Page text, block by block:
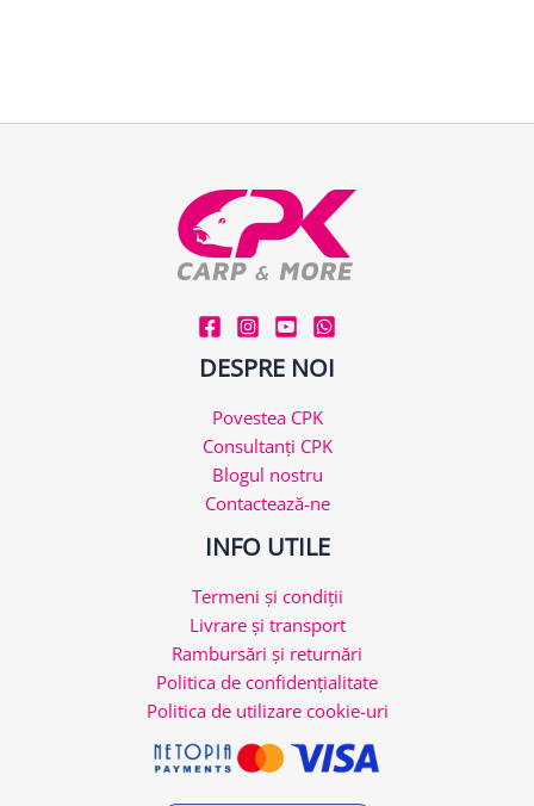
DESPRE NOI
Povestea CPK
Consultanți CPK
Blogul nostru
Contactează-ne
INFO UTILE
Termeni și condiții
Livrare și transport
Rambursări și returnări
Politica de confidențialitate
Politica de utilizare cookie-uri